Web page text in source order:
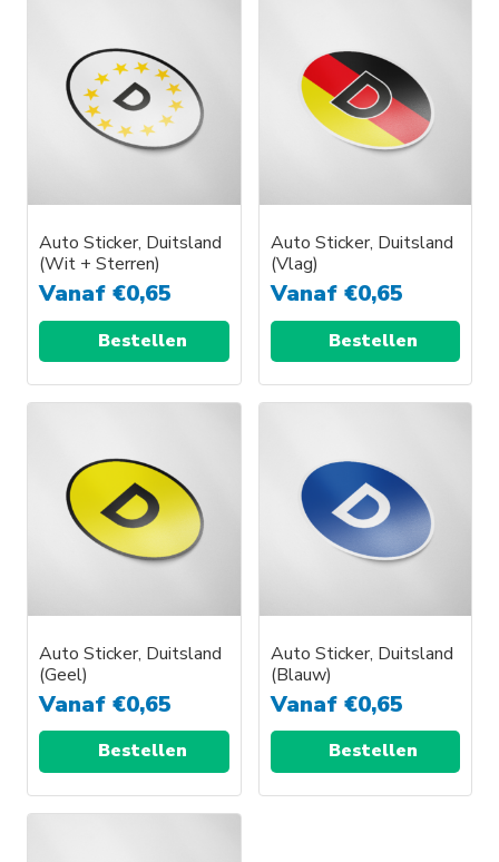
Auto Sticker, Duitsland
(Wit + Sterren)
Vanaf €0,65
Bestellen
Auto Sticker, Duitsland
(Vlag)
Vanaf €0,65
Bestellen
Auto Sticker, Duitsland
(Geel)
Vanaf €0,65
Bestellen
Auto Sticker, Duitsland
(Blauw)
Vanaf €0,65
Bestellen